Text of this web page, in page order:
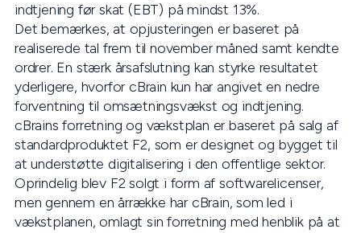
indtjening før skat (EBT) på mindst 13%.
Det bemærkes, at opjusteringen er baseret på
realiserede tal frem til november måned samt kendte
ordrer. En stærk årsafslutning kan styrke resultatet
yderligere, hvorfor cBrain kun har angivet en nedre
forventning til omsætningsvækst og indtjening.
cBrains forretning og vækstplan er baseret på salg af
standardproduktet F2, som er designet og bygget til
at understøtte digitalisering i den offentlige sektor.
Oprindelig blev F2 solgt i form af softwarelicenser,
men gennem en årrække har cBrain, som led i
vækstplanen, omlagt sin forretning med henblik på at